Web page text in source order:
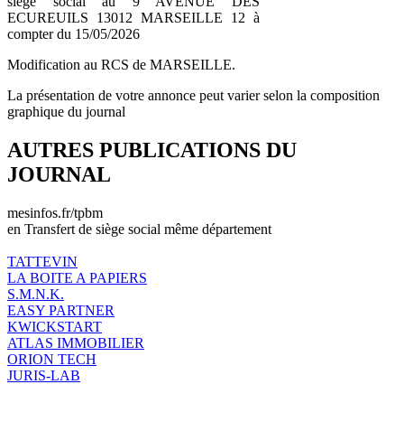
ECUREUILS 13012 MARSEILLE 12 à
compter du 15/05/2026
Modification au RCS de MARSEILLE.
La présentation de votre annonce peut varier selon la composition
graphique du journal
AUTRES PUBLICATIONS DU
JOURNAL
mesinfos.fr/tpbm
en Transfert de siège social même département
TATTEVIN
LA BOITE A PAPIERS
S.M.N.K.
EASY PARTNER
KWICKSTART
ATLAS IMMOBILIER
ORION TECH
JURIS-LAB